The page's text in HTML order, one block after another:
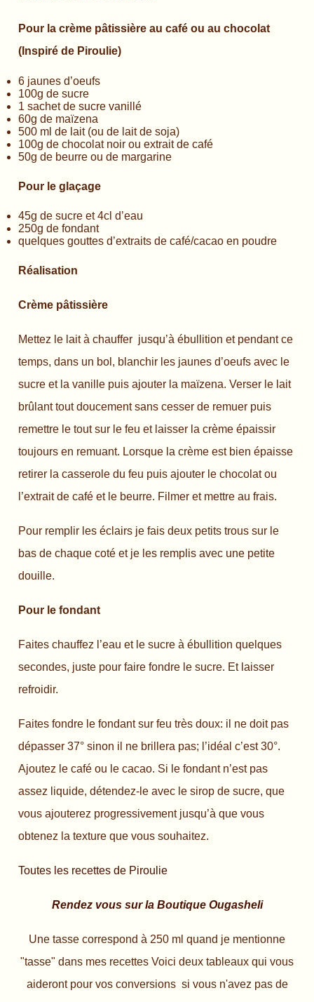
Pour la crème pâtissière au café ou au chocolat
(Inspiré de Piroulie)
6 jaunes d’oeufs
100g de sucre
1 sachet de sucre vanillé
60g de maïzena
500 ml de lait (ou de lait de soja)
100g de chocolat noir ou extrait de café
50g de beurre ou de margarine
Pour le glaçage
45g de sucre et 4cl d’eau
250g de fondant
quelques gouttes d’extraits de café/cacao en poudre
Réalisation
Crème pâtissière
Mettez le lait à chauffer jusqu’à ébullition et pendant ce
temps, dans un bol, blanchir les jaunes d’oeufs avec le
sucre et la vanille puis ajouter la maïzena. Verser le lait
brûlant tout doucement sans cesser de remuer puis
remettre le tout sur le feu et laisser la crème épaissir
toujours en remuant. Lorsque la crème est bien épaisse
retirer la casserole du feu puis ajouter le chocolat ou
l’extrait de café et le beurre. Filmer et mettre au frais.
Pour remplir les éclairs je fais deux petits trous sur le
bas de chaque coté et je les remplis avec une petite
douille.
Pour le fondant
Faites chauffez l’eau et le sucre à ébullition quelques
secondes, juste pour faire fondre le sucre. Et laisser
refroidir.
Faites fondre le fondant sur feu très doux: il ne doit pas
dépasser 37° sinon il ne brillera pas; l’idéal c’est 30°.
Ajoutez le café ou le cacao. Si le fondant n’est pas
assez liquide, détendez-le avec le sirop de sucre, que
vous ajouterez progressivement jusqu’à que vous
obtenez la texture que vous souhaitez.
Toutes les recettes de Piroulie
Rendez vous sur la Boutique Ougasheli
Une tasse correspond à 250 ml quand je mentionne
"tasse" dans mes recettes Voici deux tableaux qui vous
aideront pour vos conversions si vous n'avez pas de